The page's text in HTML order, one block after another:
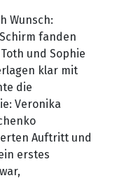
Wunsch:
fanden
und Sophie
klar mit
die
Veronika
Auftritt und
erstes